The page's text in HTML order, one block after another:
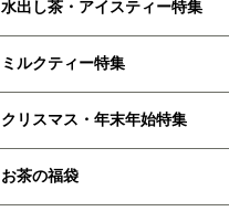
水出し茶・アイスティー特集
ミルクティー特集
クリスマス・年末年始特集
お茶の福袋